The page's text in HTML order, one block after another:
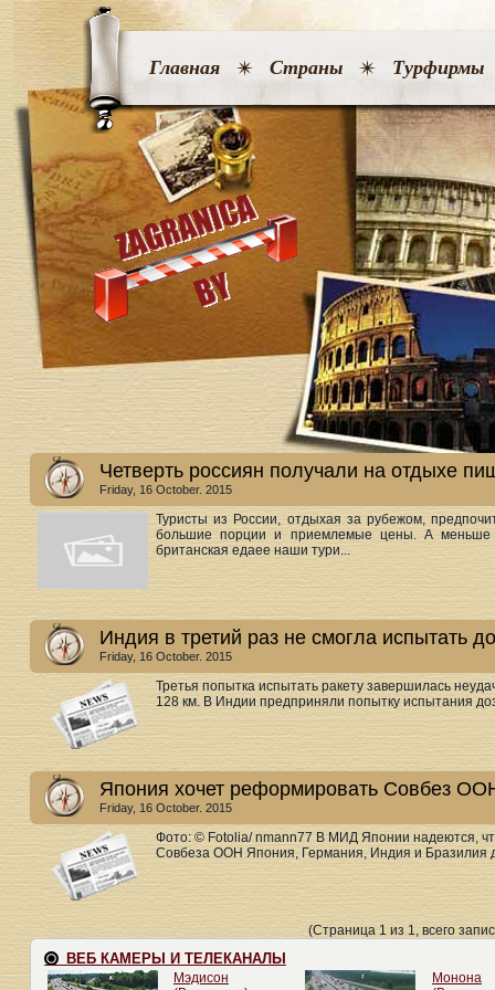
Главная Страны Турфирмы
Четверть россиян получали на отдыхе
Friday, 16 October. 2015
Туристы из России, отдыхая за рубежом,
большие порции и приемлемые цены. А меньше
британская едаее наши тури...
Индия в третий раз не смогла испытать
Friday, 16 October. 2015
Третья попытка испытать ракету завершилась
128 км. В Индии предприняли попытку испытания
Япония хочет реформировать Совбез
Friday, 16 October. 2015
Фото: © Fotolia/ nmann77 В МИД Японии надеются,
Совбеза ООН Япония, Германия, Индия и Бразилия
(Страница 1 из 1, всего